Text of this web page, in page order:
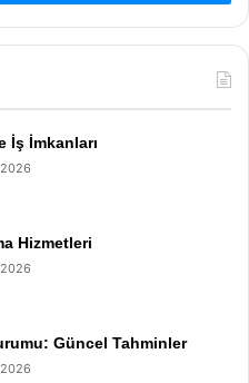
İş İmkanları
Hizmetleri
Güncel Tahminler